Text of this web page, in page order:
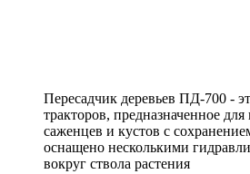
Пересадчик деревьев ПД-700 -
тракторов, предназначенное
саженцев и кустов с
оснащено несколькими
вокруг ствола растения